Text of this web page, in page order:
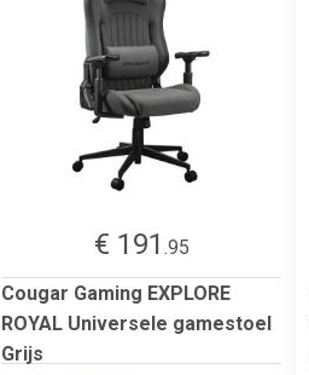
€ 191 .95
Cougar Gaming EXPLORE
ROYAL Universele gamestoel
Grijs